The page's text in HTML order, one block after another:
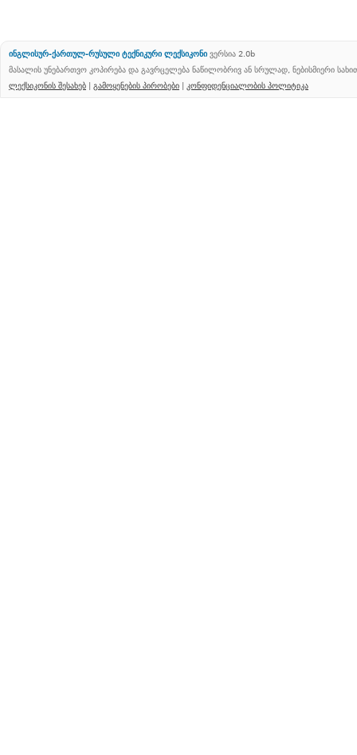
ინგლისურ-ქართულ-რუსული ტექნიკური ლექსიკონი ვერსია 2.0b
მასალის უნებართვო კოპირება და გავრცელება ნაწილობრივ ან სრულად, ნებისმიერი
ლექსიკონის შესახებ | გამოყენების პირობები | კონფიდენციალობის პოლიტიკა